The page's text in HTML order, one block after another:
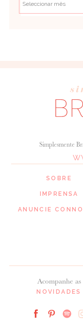
SOBRE
IMPRENSA
ANUNCIE
Acompanhe as
NOVIDADES
Simplesmente